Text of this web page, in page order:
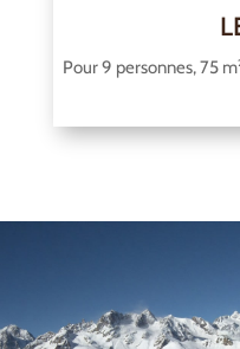
Pour 9 personnes, 75